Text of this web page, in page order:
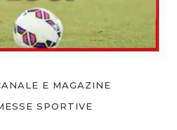
E MAGAZINE
SPORTIVE